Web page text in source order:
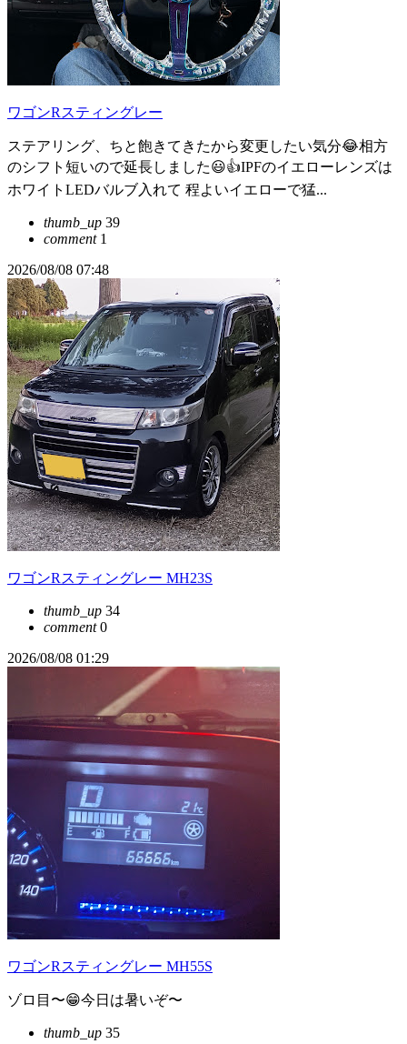
ワゴンRスティングレー
ステアリング、ちと飽きてきたから変更したい気分😂相方
のシフト短いので延長しました😃👍IPFのイエローレンズは
ホワイトLEDバルブ入れて 程よいイエローで猛...
thumb_up 39
comment1
2026/08/08 07:48
ワゴンRスティングレー MH23S
thumb_up 34
comment0
2026/08/08 01:29
ワゴンRスティングレー MH55S
ゾロ目〜😁今日は暑いぞ〜
thumb_up 35